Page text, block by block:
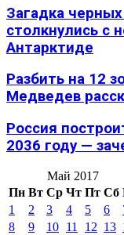
Загадка
столкнулись с
Антарктиде
Разбить на 12
Медведев
Россия
2036 году —
Май 2017
Пн Вт Ср Чт Пт Сб
1
2 3 4 5 6
8
9 10 11 12 13